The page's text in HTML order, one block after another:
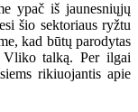
ypač iš jaunesniųjų
šio sektoriaus ryžtu
kad būtų parodytas
talką. Per ilgai
rikiuojantis apie